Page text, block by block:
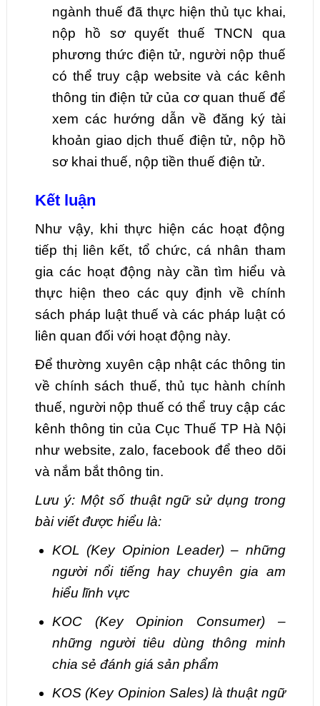
ngành thuế đã thực hiện thủ tục khai,
nộp hồ sơ quyết thuế TNCN qua
phương thức điện tử, người nộp thuế
có thể truy cập website và các kênh
thông tin điện tử của cơ quan thuế để
xem các hướng dẫn về đăng ký tài
khoản giao dịch thuế điện tử, nộp hồ
sơ khai thuế, nộp tiền thuế điện tử.
Kết luận
Như vậy, khi thực hiện các hoạt động
tiếp thị liên kết, tổ chức, cá nhân tham
gia các hoạt động này cần tìm hiểu và
thực hiện theo các quy định về chính
sách pháp luật thuế và các pháp luật có
liên quan đối với hoạt động này.
Để thường xuyên cập nhật các thông tin
về chính sách thuế, thủ tục hành chính
thuế, người nộp thuế có thể truy cập các
kênh thông tin của Cục Thuế TP Hà Nội
như website, zalo, facebook để theo dõi
và nắm bắt thông tin.
Lưu ý: Một số thuật ngữ sử dụng trong
bài viết được hiểu là:
KOL (Key Opinion Leader) – những
người nổi tiếng hay chuyên gia am
hiểu lĩnh vực
KOC (Key Opinion Consumer) –
những người tiêu dùng thông minh
chia sẻ đánh giá sản phẩm
KOS (Key Opinion Sales) là thuật ngữ